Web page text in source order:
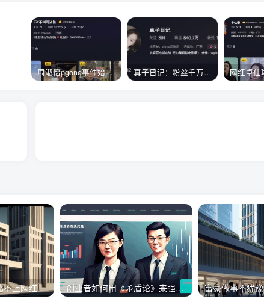
周淑怡pgone事件始末，周淑怡现状 真子日记：粉丝千万的真子日记是最懂反转的网红吗？
不上网红 创业者如何用《矛盾论》来强大自己 富豪做事不犹豫